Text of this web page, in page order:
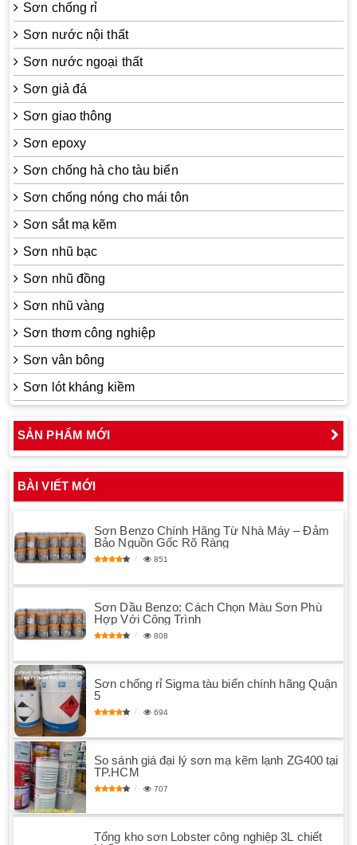
Sơn chống rỉ
Sơn nước nội thất
Sơn nước ngoại thất
Sơn giả đá
Sơn giao thông
Sơn epoxy
Sơn chống hà cho tàu biển
Sơn chống nóng cho mái tôn
Sơn sắt mạ kẽm
Sơn nhũ bạc
Sơn nhũ đồng
Sơn nhũ vàng
Sơn thơm công nghiệp
Sơn vân bông
Sơn lót kháng kiềm
SẢN PHẨM MỚI
BÀI VIẾT MỚI
Sơn Benzo Chính Hãng Từ Nhà Máy – Đảm
Bảo Nguồn Gốc Rõ Ràng
851
Sơn Dầu Benzo: Cách Chọn Màu Sơn Phù
Hợp Với Công Trình
808
Sơn chống rỉ Sigma tàu biển chính hãng Quận
5
694
So sánh giá đại lý sơn mạ kẽm lạnh ZG400 tại
TP.HCM
707
Tổng kho sơn Lobster công nghiệp 3L chiết